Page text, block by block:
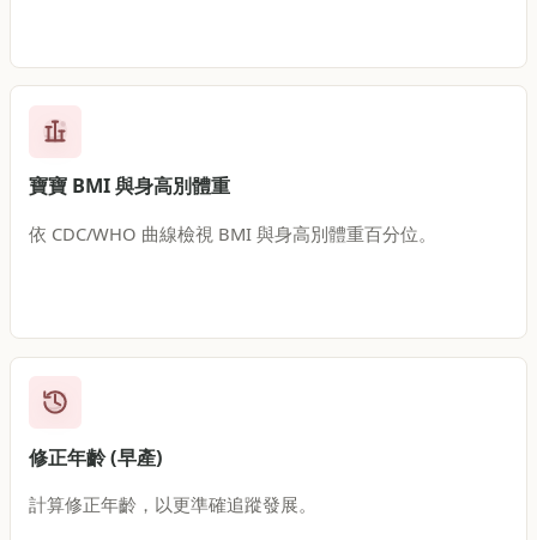
寶寶 BMI 與身高別體重
依 CDC/WHO 曲線檢視 BMI 與身高別體重百分位。
修正年齡 (早產)
計算修正年齡，以更準確追蹤發展。